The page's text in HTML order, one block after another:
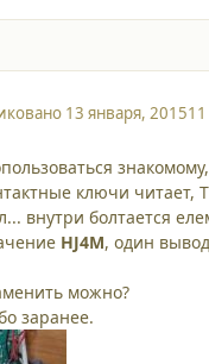
13 января, 201511
ключи читает,
внутри болтается
HJ4M, один
можно?
заранее.